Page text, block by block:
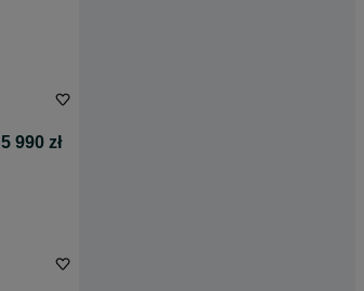
5 990 zł